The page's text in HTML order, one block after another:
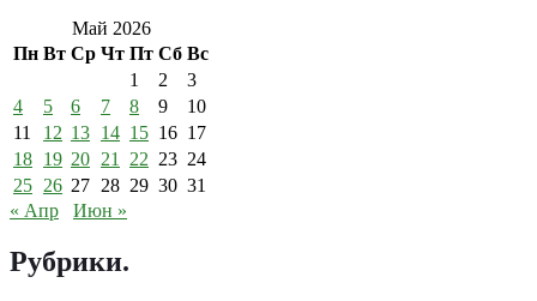
Май 2026
Пн Вт Ср Чт Пт Сб Вс
1
2
3
4
5 6 7 8 9
10
11
12 13 14 15 16 17
18 19 20 21 22 23 24
25 26 27 28 29 30 31
« Апр
Июн »
Рубрики.